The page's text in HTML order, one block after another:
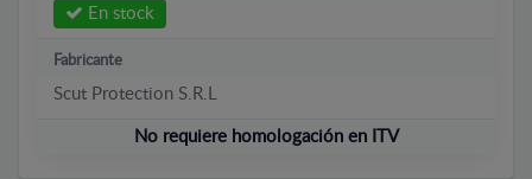
En stock
Fabricante
Scut Protection S.R.L
No requiere homologación en ITV